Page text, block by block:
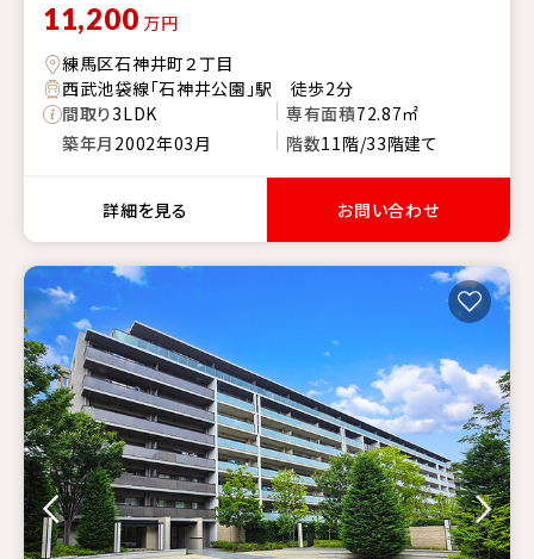
11,200 万円
練馬区石神井町２丁目
西武池袋線「石神井公園」駅 徒歩2分
間取り3LDK 専有面積72.87㎡
築年月 2002年03月 階数11階/33階建て
詳細を見る お問い合わせ